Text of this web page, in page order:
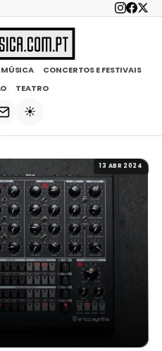
MÚSICA
CONCERTOS E FESTIVAIS
TEATRO
☀️
13 ABR 2024